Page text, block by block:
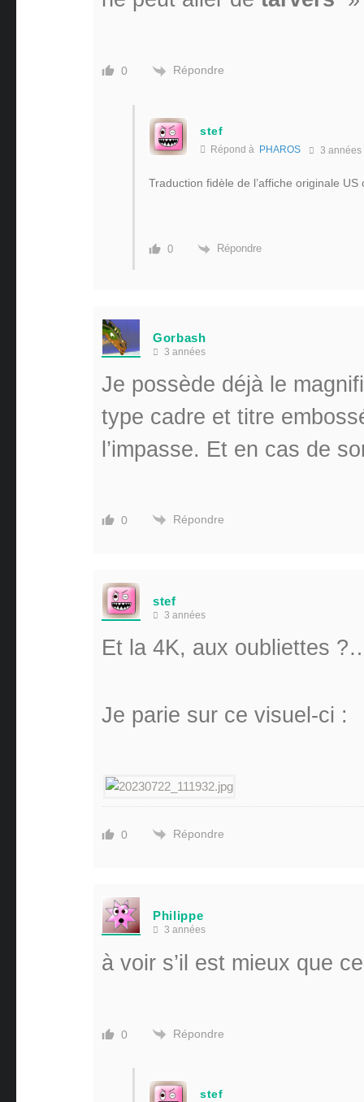
0 Répondre
stef
Répond à PHAROS 3 années
Traduction fidèle de l’affiche originale
0 Répondre
Gorbash
3 années
Je possède déjà le
type cadre et titre
l’impasse. Et en cas de
0 Répondre
stef
3 années
Et la 4K, aux oubliettes
Je parie sur ce visuel-ci :
0 Répondre
Philippe
3 années
à voir s’il est mieux que
0 Répondre
stef